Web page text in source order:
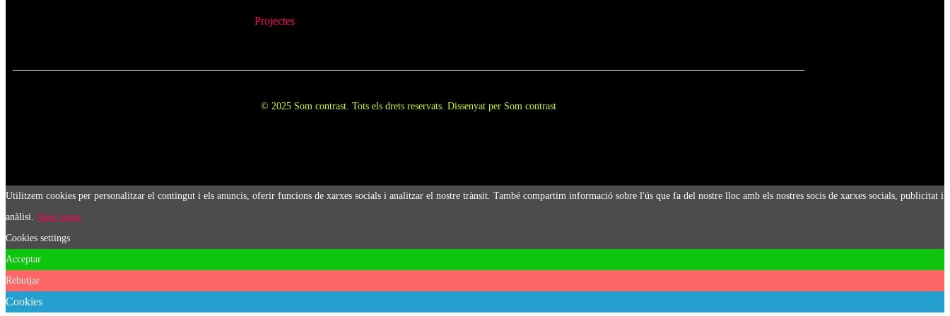
Projectes
© 2025 Som contrast. Tots els drets reservats. Dissenyat per Som contrast
Utilitzem cookies per personalitzar el contingut i els anuncis, oferir funcions de xarxes socials i analitzar el nostre trànsit. També compartim informació sobre l'ús que fa del nostre lloc amb els nostres socis de xarxes socials, publicitat i
anàlisi. View more
Cookies settings
Acceptar
Rebutjar
Cookies